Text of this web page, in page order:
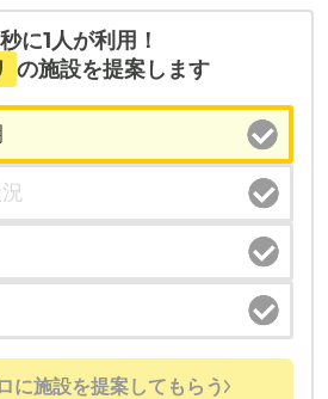
に1人が利用！
の施設を提案します
に施設を提案してもらう